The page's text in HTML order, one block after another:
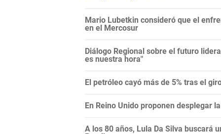
Mario Lubetkin consideró que el
en el Mercosur
Diálogo Regional sobre el futuro
es nuestra hora"
El petróleo cayó más de 5% tras el
En Reino Unido proponen desplegar
A los 80 años, Lula Da Silva buscará